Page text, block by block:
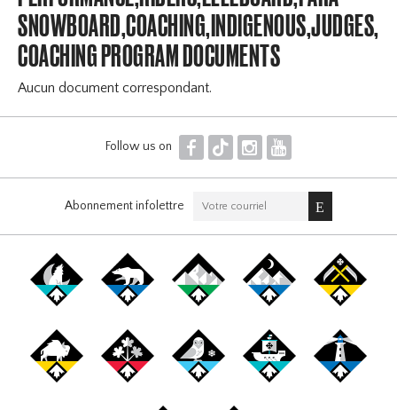
COACHING PROGRAM DOCUMENTS
Aucun document correspondant.
Follow us on F T I Y
Abonnement infolettre